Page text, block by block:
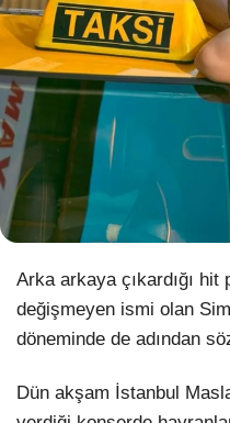
Arka arkaya çıkardığı
değişmeyen ismi olan
döneminde de adından
Dün akşam İstanbul